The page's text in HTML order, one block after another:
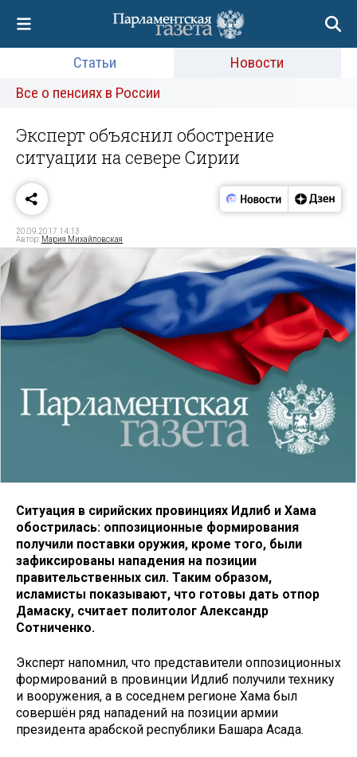
Статьи
Новости
Все о пенсиях в России
Эксперт объяснил обострение
ситуации на севере Сирии
20.09.2017 14:13
Автор: Мария Михайловская
Ситуация в сирийских провинциях Идлиб и Хама
обострилась: оппозиционные формирования
получили поставки оружия, кроме того, были
зафиксированы нападения на позиции
правительственных сил. Таким образом,
исламисты показывают, что готовы дать отпор
Дамаску, считает политолог Александр
Сотниченко.
Эксперт напомнил, что представители оппозиционных
формирований в провинции Идлиб получили технику
и вооружения, а в соседнем регионе Хама был
совершён ряд нападений на позиции армии
президента арабской республики Башара Асада.